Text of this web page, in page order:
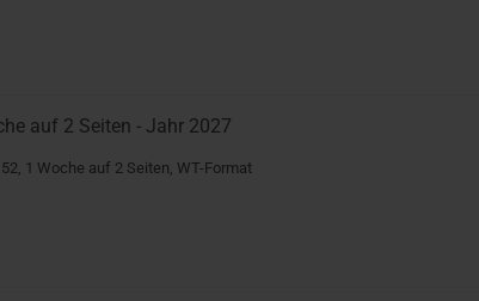
auf 2 Seiten - Jahr 2027
1 Woche auf 2 Seiten, WT-Format